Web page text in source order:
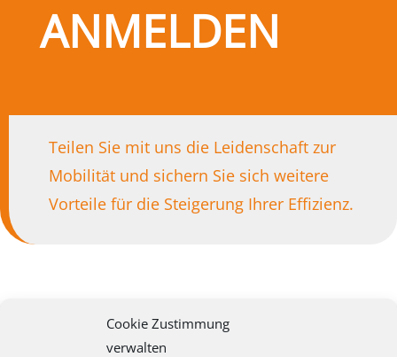
Cookie Zustimmung
verwalten
ANMELDEN
Teilen Sie mit uns die Leidenschaft zur
Mobilität und sichern Sie sich weitere
Vorteile für die Steigerung Ihrer Effizienz.
Passwort-Zurücksetzung anfordern